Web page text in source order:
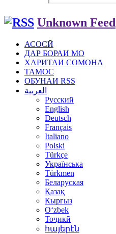
Unknown Feed
АСОСӢ
ДАР БОРАИ МО
ХАРИТАИ СОМОНА
ТАМОС
ОБУНАИ RSS
العربية
Русский
English
Deutsch
Français
Italiano
Polski
Türkçe
Українська
Türkmen
Беларуская
Қазақ
Кыргыз
Oʻzbek
Тоҷикӣ
հայերէն